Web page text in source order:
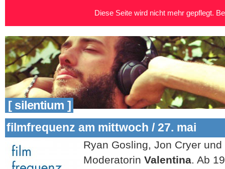
[ silentium ]
filmfrequenz am mittwoch / 27. mai
Ryan Gosling, Jon Cryer
Moderatorin Valentina. Ab
Diese Seite wird nicht mehr gepflegt.